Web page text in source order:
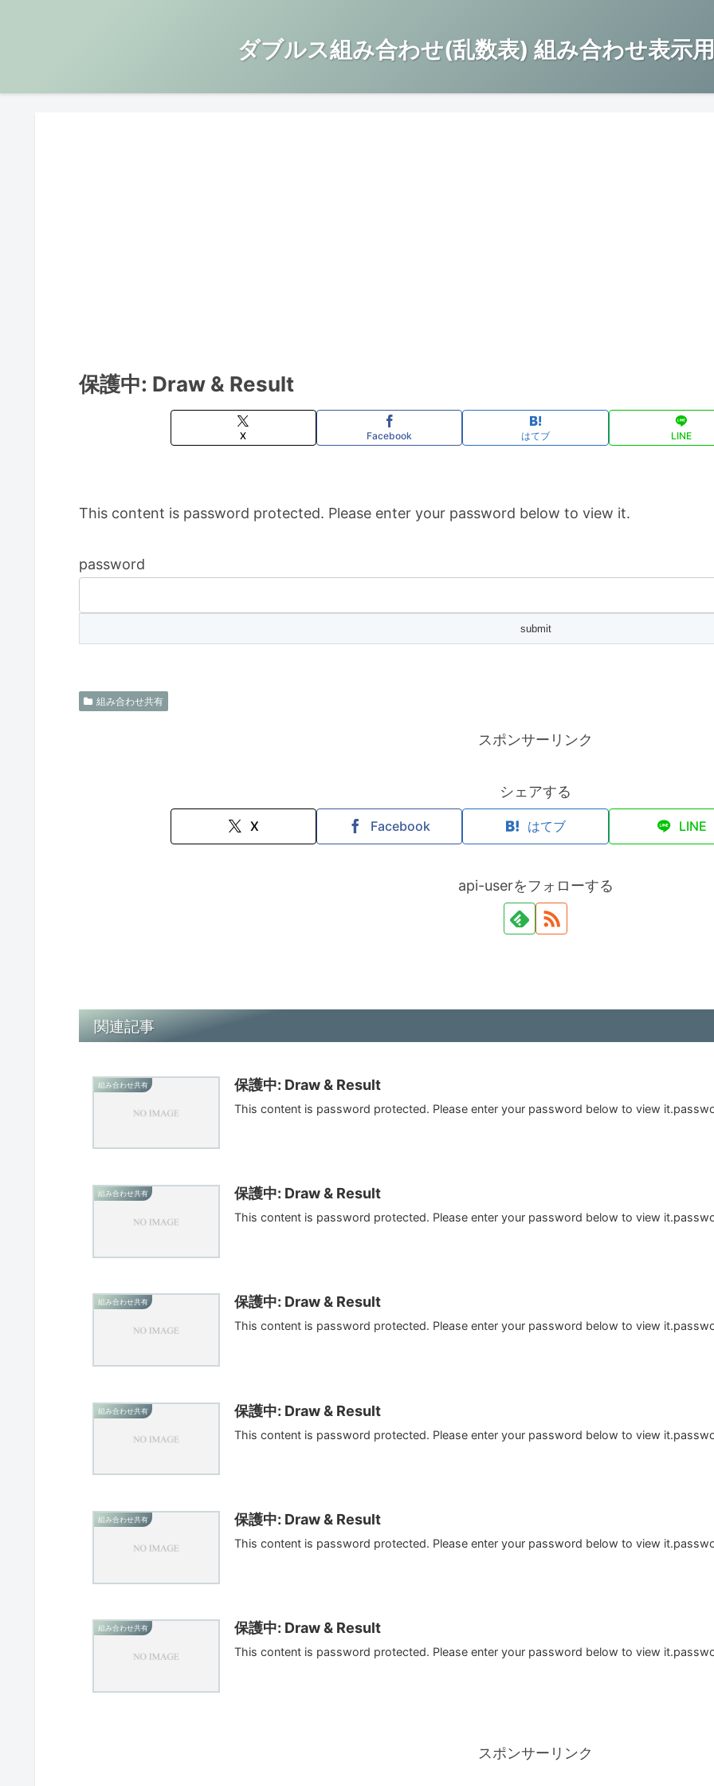
ダブルス組み合わせ(乱数表) 組み合わせ表示
保護中: Draw & Result
X Facebook はてブ LINE
This content is password protected. Please enter your password below to view it.
password
組み合わせ共有
スポンサーリンク
シェアする
X Facebook はてブ LINE
api-userをフォローする
関連記事
組み合わせ共有 保護中: Draw & Result
This content is password protected. Please enter your password below to view
組み合わせ共有 保護中: Draw & Result
This content is password protected. Please enter your password below to view
組み合わせ共有 保護中: Draw & Result
This content is password protected. Please enter your password below to view
組み合わせ共有 保護中: Draw & Result
This content is password protected. Please enter your password below to view
組み合わせ共有 保護中: Draw & Result
This content is password protected. Please enter your password below to view
組み合わせ共有 保護中: Draw & Result
This content is password protected. Please enter your password below to view
スポンサーリンク